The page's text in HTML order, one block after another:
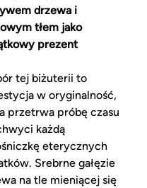
drzewa i
tłem jako
prezent
tej biżuterii to
w oryginalność,
przetrwa próbę czasu
każdą
eterycznych
Srebrne gałęzie
na tle mieniącej się